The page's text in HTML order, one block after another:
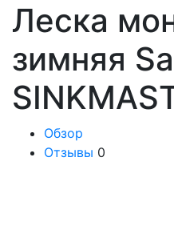
Леска
зимняя
Обзор
Отзывы 0